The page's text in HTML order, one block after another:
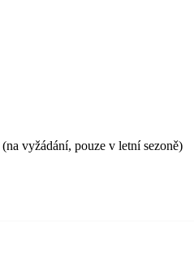
vyžádání, pouze v letní sezoně)